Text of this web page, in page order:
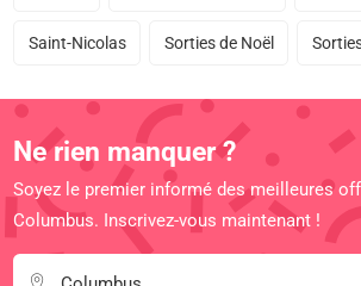
Saint-Nicolas Sorties de Noël
Ne rien manquer ?
Soyez le premier informé des meilleures
Columbus. Inscrivez-vous maintenant !